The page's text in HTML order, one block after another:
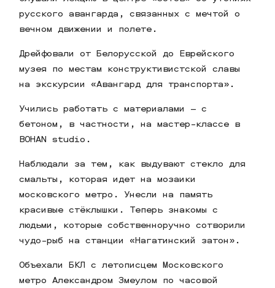
русского авангарда, связанных с мечтой о
вечном движении и полете.
Дрейфовали от Белорусской до Еврейского
музея по местам конструктивистской славы
на экскурсии «Авангард для транспорта».
Учились работать с материалами – с
бетоном, в частности, на мастер-классе в
BOHAN studio.
Наблюдали за тем, как выдувают стекло для
смальты, которая идет на мозаики
московского метро. Унесли на память
красивые стёклышки. Теперь знакомы с
людьми, которые собственноручно сотворили
чудо-рыб на станции «Нагатинский затон».
Объехали БКЛ с летописцем Московского
метро Александром Змеулом по часовой